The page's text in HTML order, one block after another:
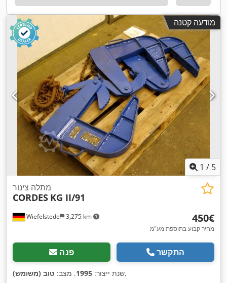
מודעה קטנה
1 / 5
Wiefelstede 3,275 km
מתלה צינור
CORDES KG II/91
‏450 ‏€
מחיר קבוע בתוספת מע"מ
פנה התקשר
שנת ייצור: 1995, מצב: טוב (משומש) ,